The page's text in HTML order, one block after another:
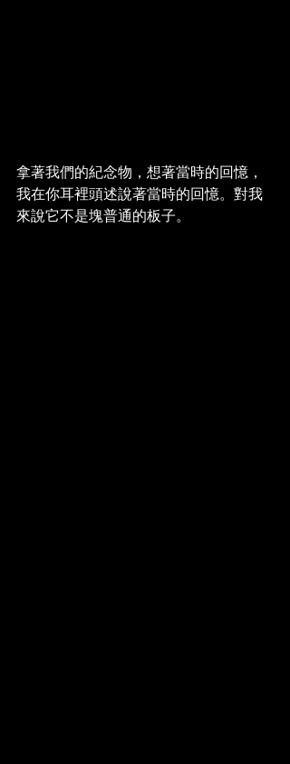
拿著我們的紀念物，想著當時的回憶，
我在你耳裡頭述說著當時的回憶。對我
來說它不是塊普通的板子。